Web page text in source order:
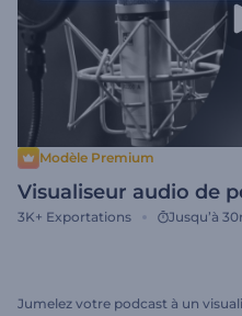
Modèle Premium
Visualiseur audio de
3K+ Exportations Jusqu’à
Jumelez votre podcast à un